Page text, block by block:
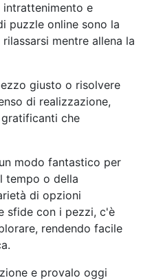
intrattenimento e
puzzle online sono la
mentre allena la
giusto o risolvere
di realizzazione,
che
modo fantastico per
tempo o della
di opzioni
sfide con i pezzi, c'è
rendendo facile
e provalo oggi